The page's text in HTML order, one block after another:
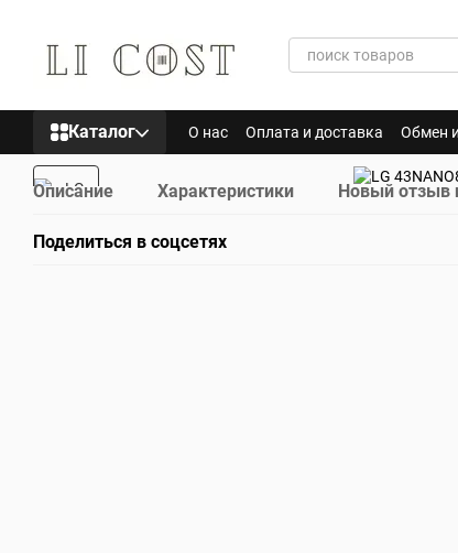
Каталог О нас Оплата и доставка Обмен
Описание Характеристики Новый отзыв
Поделиться в соцсетях